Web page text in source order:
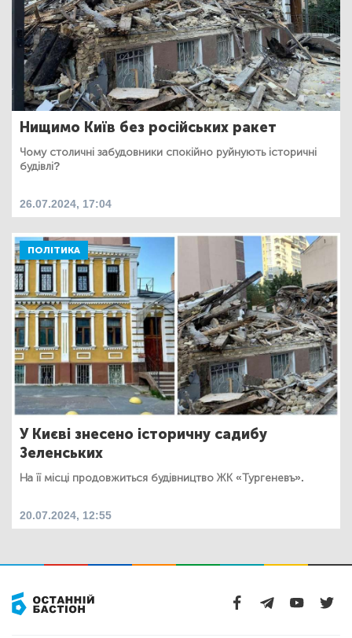
Нищимо Київ без російських ракет
Чому столичні забудовники спокійно руйнують історичні
будівлі?
26.07.2024, 17:04
ПОЛІТИКА
У Києві знесено історичну садибу
Зеленських
На її місці продовжиться будівництво ЖК «Тургеневъ».
20.07.2024, 12:55